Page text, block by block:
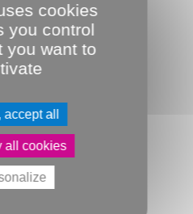
résultats à Amiens
rappelés aux
que dans deux...
locale
cookies
you control
you want to
accept all
all cookies